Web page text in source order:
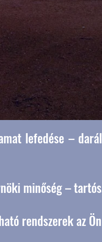
lefedése –
minőség –
rendszerek az